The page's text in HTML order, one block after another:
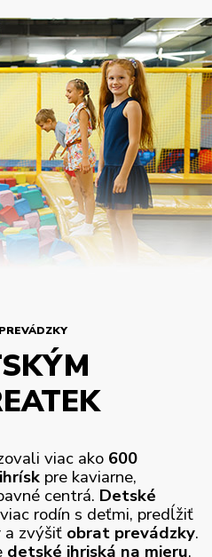
viac ako 600
pre kaviarne,
centrá. Detské
rodín s deťmi, predĺžiť
a zvýšiť obrat prevádzky.
detské ihriská na mieru,